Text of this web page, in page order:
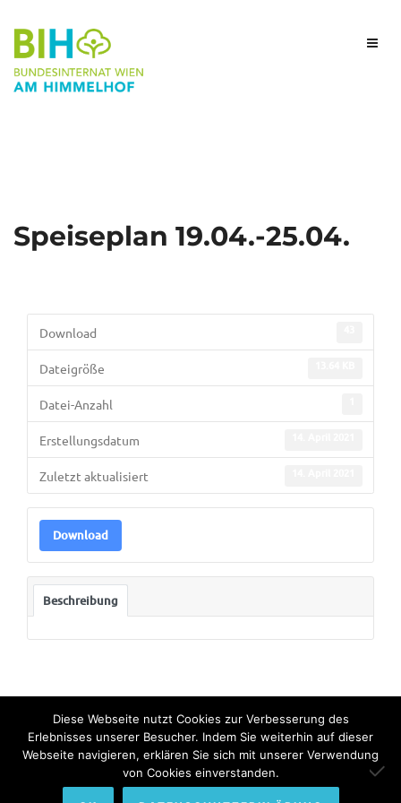
Speiseplan 19.04.-25.04.
Download
Dateigröße
Datei-Anzahl
Erstellungsdatum
Zuletzt aktualisiert
Download
Beschreibung
© Copyright 2022. All Rights Reserved by Bundesinternat am
Himmelhof.
Diese Webseite nutzt Cookies zur Verbesserung des
Erlebnisses unserer Besucher. Indem Sie weiterhin auf dieser
Webseite navigieren, erklären Sie sich mit unserer Verwendung
von Cookies einverstanden.